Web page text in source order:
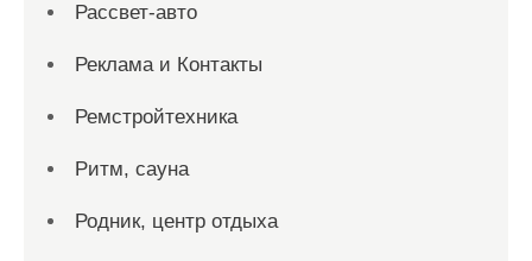
Рассвет-авто
Реклама и Контакты
Ремстройтехника
Ритм, сауна
Родник, центр отдыха